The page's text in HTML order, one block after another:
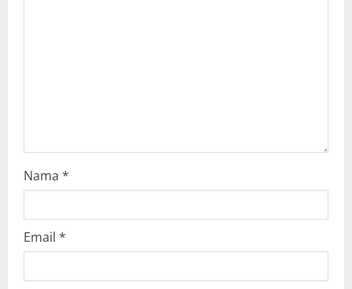
Nama *
Email *